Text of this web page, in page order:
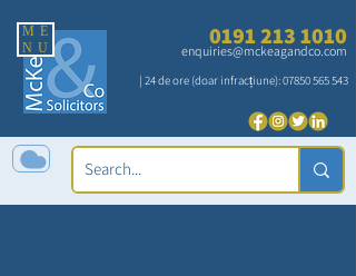
ME
NU
0191 213 1010
enquiries@mckeagandco.com
| 24 de ore (doar infracțiune):07850 565 543